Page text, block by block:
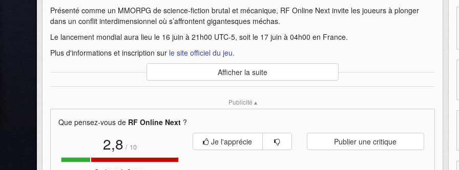
Présenté comme un MMORPG de science-fiction brutal et mécanique, RF Online Next invite les joueurs à plonger
dans un conflit interdimensionnel où s’affrontent gigantesques méchas.
Le lancement mondial aura lieu le 16 juin à 21h00 UTC-5, soit le 17 juin à 04h00 en France.
Plus d'informations et inscription sur le site officiel du jeu.
Afficher la suite
Publicité ▴
Que pensez-vous de RF Online Next ?
2,8 / 10
Je l'apprécie Publier une critique